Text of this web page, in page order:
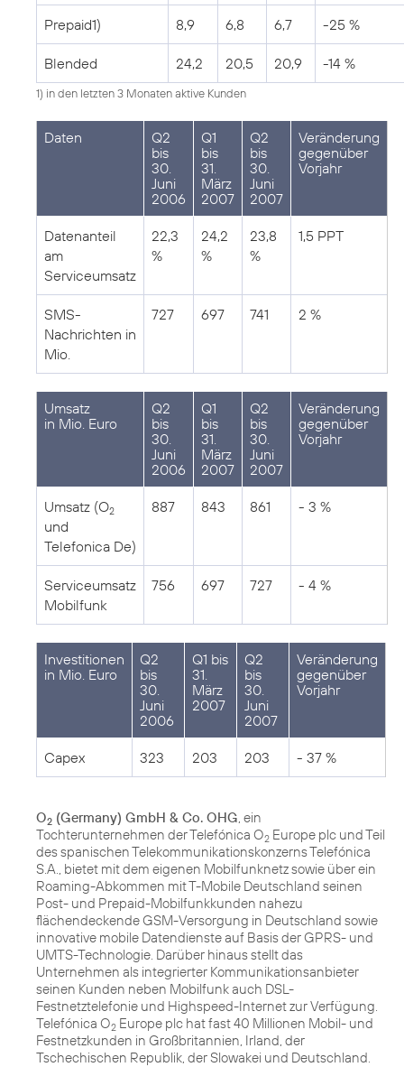
Prepaid1) 8,9 6,8 6,7 -25 %
Blended 24,2 20,5 20,9 -14 %
1) in den letzten 3 Monaten aktive Kunden
Daten
Q2
bis
30.
Juni
2006
Q1
bis
31.
März
2007
Q2
bis
30.
Juni
2007
Veränderung
gegenüber
Vorjahr
Datenanteil
am
Serviceumsatz
22,3
%
24,2
%
23,8
%
1,5 PPT
SMS-
Nachrichten in
Mio.
727 697 741 2 %
Umsatz
in Mio. Euro
Q2
bis
30.
Juni
2006
Q1
bis
31.
März
2007
Q2
bis
30.
Juni
2007
Veränderung
gegenüber
Vorjahr
Umsatz (O2
und
Telefonica De)
887 843 861 - 3 %
Serviceumsatz
Mobilfunk
756 697 727 - 4 %
Investitionen
in Mio. Euro
Q2
bis
30.
Juni
2006
Q1 bis
31.
März
2007
Q2
bis
30.
Juni
2007
Veränderung
gegenüber
Vorjahr
Capex 323 203 203 - 37 %
O2 (Germany) GmbH & Co. OHG, ein
Tochterunternehmen der Telefónica O2 Europe plc und Teil
des spanischen Telekommunikationskonzerns Telefónica
S.A., bietet mit dem eigenen Mobilfunknetz sowie über ein
Roaming-Abkommen mit T-Mobile Deutschland seinen
Post- und Prepaid-Mobilfunkkunden nahezu
flächendeckende GSM-Versorgung in Deutschland sowie
innovative mobile Datendienste auf Basis der GPRS- und
UMTS-Technologie. Darüber hinaus stellt das
Unternehmen als integrierter Kommunikationsanbieter
seinen Kunden neben Mobilfunk auch DSL-
Festnetztelefonie und Highspeed-Internet zur Verfügung.
Telefónica O2 Europe plc hat fast 40 Millionen Mobil- und
Festnetzkunden in Großbritannien, Irland, der
Tschechischen Republik, der Slowakei und Deutschland.